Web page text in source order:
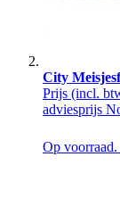
City
Prijs (incl.
adviesprijs
Op